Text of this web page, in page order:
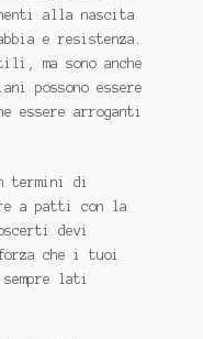
alla nascita
e resistenza.
ma sono anche
possono essere
essere arroganti
termini di
a patti con la
devi
che i tuoi
lati